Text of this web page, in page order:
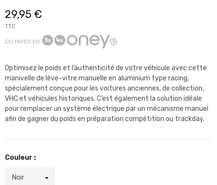
29,95 €
TTC
OU PAYER EN
Optimisez le poids et l’authenticité de votre véhicule avec cette
manivelle de lève-vitre manuelle en aluminium type racing,
spécialement conçue pour les voitures anciennes, de collection,
VHC et véhicules historiques. C’est également la solution idéale
pour remplacer un système électrique par un mécanisme manuel
afin de gagner du poids en préparation compétition ou trackday.
Couleur :